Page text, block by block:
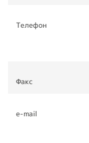
Телефон
Факс
e-mail